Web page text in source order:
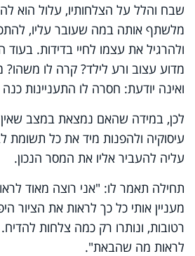
שבח והלל על הצלחותיו, עלול הוא
מלשתף אותה במה שעובר עליו,
ולהרגיל את עצמו לחיי בדידות.
מדוע עצוב ורע לילד? קרה לו משהו?
ואינה יודעת: חסרה לו התעניינות
לכן, במידה שהאם נמצאת במצב
עיסוקיה ולהפנות מיד את כל תשומת
עליה להעביר אליו את המסר הנכון.
תחילה תאמר לו: "אני רוצה מאוד
מעניין אותי כל כך לראות את הציור
רטובות, ונותרו רק כמה צלחות
לראות מה שהבאת".